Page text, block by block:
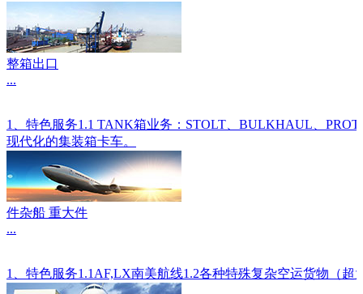
整箱出口
...
1、特色服务1.1 TANK箱业务：STOLT、BULKHAUL、
现代化的集装箱卡车。
件杂船 重大件
...
1、特色服务1.1AF,LX南美航线1.2各种特殊复杂空运货物（